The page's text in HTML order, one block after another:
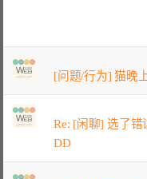
[问题/行为] 猫晚
Re: [闲聊] 选了
DD